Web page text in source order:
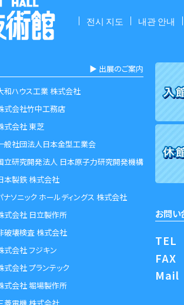
전시 지도 내관 안내
お問い
TEL
FAX
Mail
▶︎ 出展のご案内
和ハウス工業 株式会社
式会社竹中工務店
式会社 東芝
般社団法人日本金型工業会
立研究開発法人 日本原子力研究開発機構
本製鉄 株式会社
ナソニック ホールディングス 株式会社
式会社 日立製作所
破壊検査 株式会社
式会社 フジキン
式会社 プランテック
式会社 堀場製作所
菱電機 株式会社